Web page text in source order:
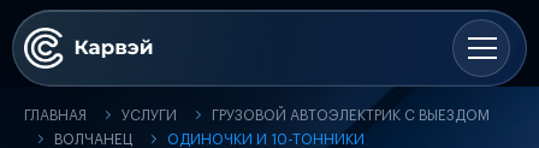
ГЛАВНАЯ УСЛУГИ
ГРУЗОВОЙ АВТОЭЛЕКТРИК С ВЫЕЗДОМ
ВОЛЧАНЕЦ
ОДИНОЧКИ И 10-ТОННИКИ